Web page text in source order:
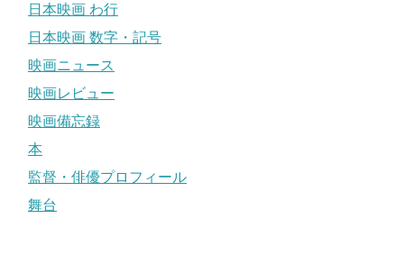
日本映画 わ行
日本映画 数字・記号
映画ニュース
映画レビュー
映画備忘録
本
監督・俳優プロフィール
舞台